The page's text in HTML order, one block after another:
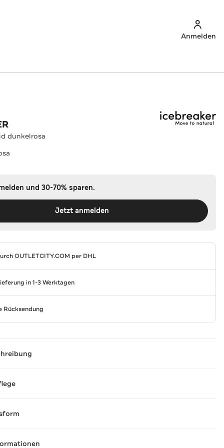
Anmelden
dunkelrosa
und 30-70% sparen.
Jetzt anmelden
OUTLETCITY.COM per DHL
in 1-3 Werktagen
Rücksendung